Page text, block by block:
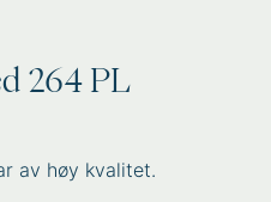
264 PL
av høy kvalitet.